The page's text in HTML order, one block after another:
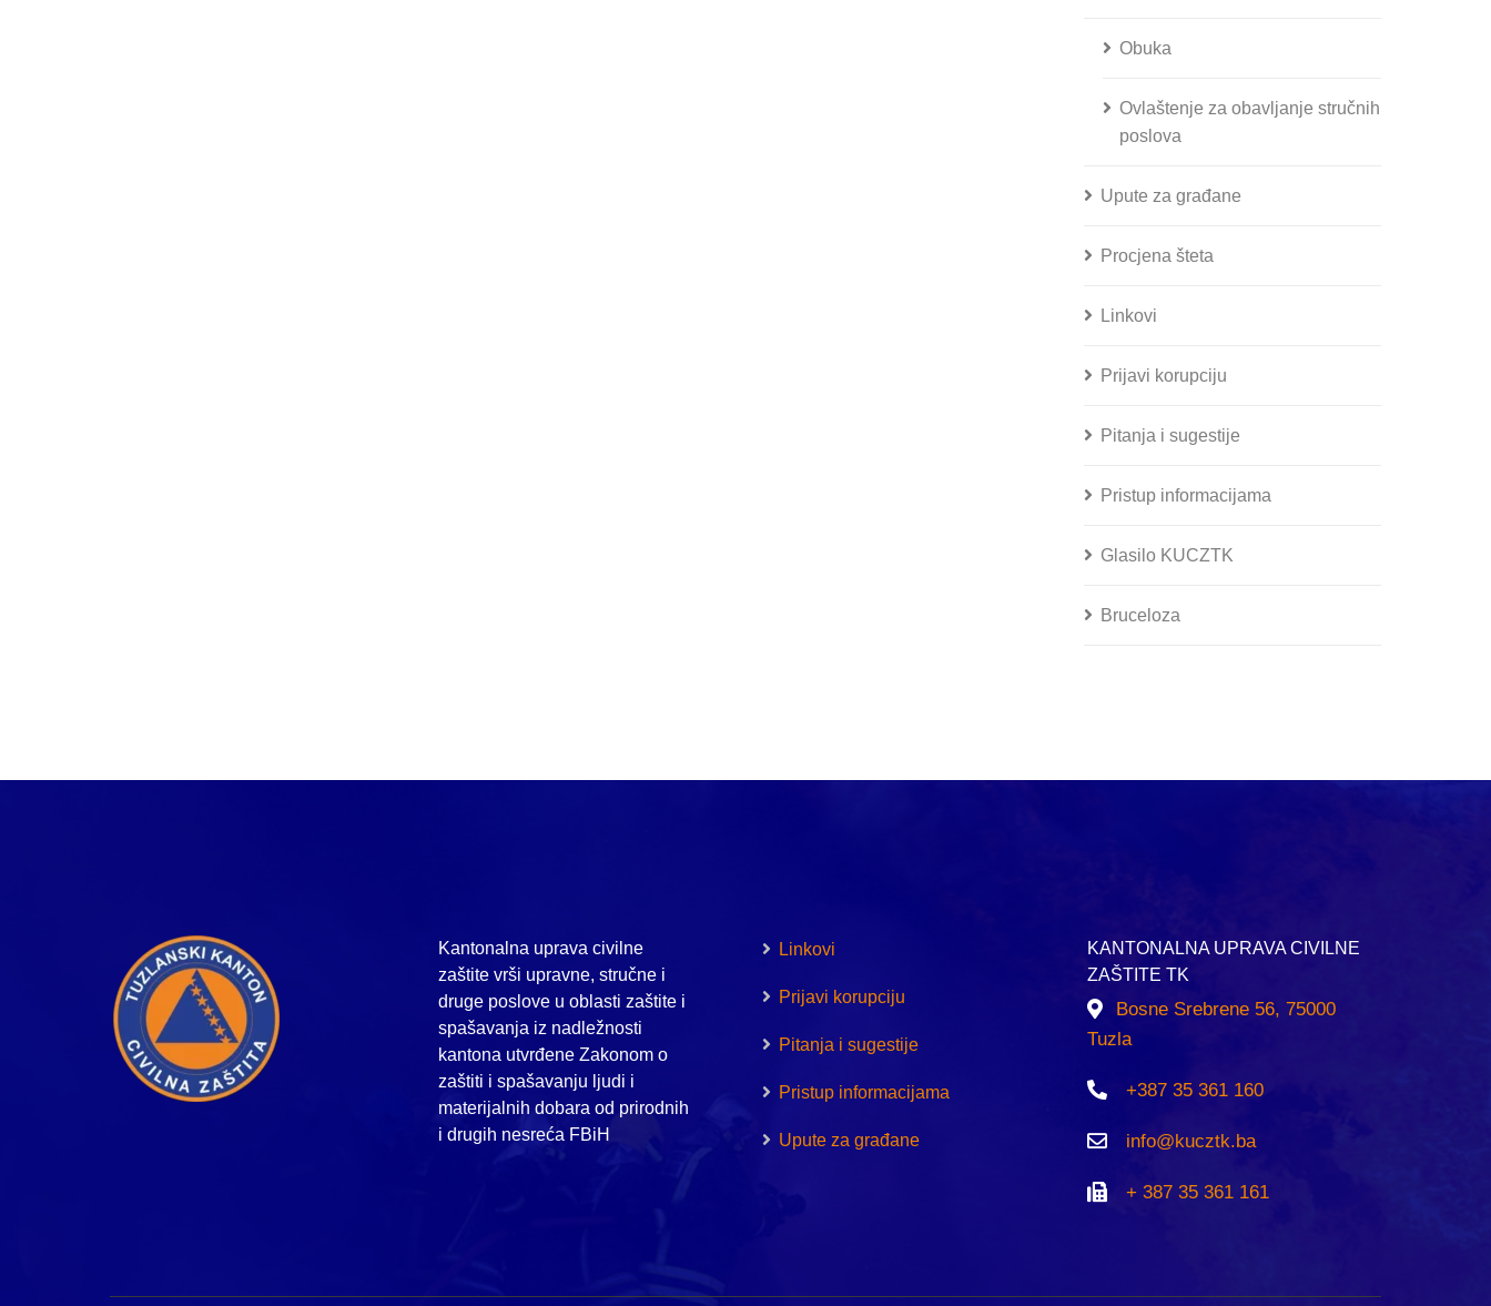
Obuka
Ovlaštenje za obavljanje stručnih
poslova
Upute za građane
Procjena šteta
Linkovi
Prijavi korupciju
Pitanja i sugestije
Pristup informacijama
Glasilo KUCZTK
Bruceloza
Kantonalna uprava civilne
zaštite vrši upravne, stručne i
druge poslove u oblasti zaštite i
spašavanja iz nadležnosti
kantona utvrđene Zakonom o
zaštiti i spašavanju ljudi i
materijalnih dobara od prirodnih
i drugih nesreća FBiH
Linkovi
Prijavi korupciju
Pitanja i sugestije
Pristup informacijama
Upute za građane
KANTONALNA UPRAVA CIVILNE
ZAŠTITE TK
Bosne Srebrene 56, 75000
Tuzla
+387 35 361 160
info@kucztk.ba
+ 387 35 361 161